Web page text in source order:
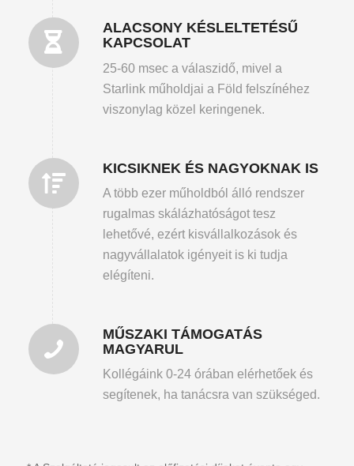
ALACSONY KÉSLELTETÉSŰ
KAPCSOLAT
25-60 msec a válaszidő, mivel a
Starlink műholdjai a Föld felszínéhez
viszonylag közel keringenek.
KICSIKNEK ÉS NAGYOKNAK IS
A több ezer műholdból álló rendszer
rugalmas skálázhatóságot tesz
lehetővé, ezért kisvállalkozások és
nagyvállalatok igényeit is ki tudja
elégíteni.
MŰSZAKI TÁMOGATÁS
MAGYARUL
Kollégáink 0-24 órában elérhetőek és
segítenek, ha tanácsra van szükséged.